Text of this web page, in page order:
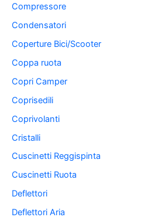
Compressore
Condensatori
Coperture Bici/Scooter
Coppa ruota
Copri Camper
Coprisedili
Coprivolanti
Cristalli
Cuscinetti Reggispinta
Cuscinetti Ruota
Deflettori
Deflettori Aria